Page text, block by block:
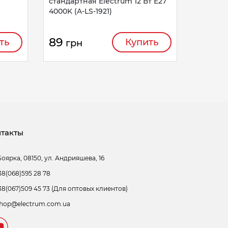
4000K (A-LS-1921)
89 грн Купить
08150, ул. Андрияшева, 16
28 78
45 73 (Для оптовых клиентов)